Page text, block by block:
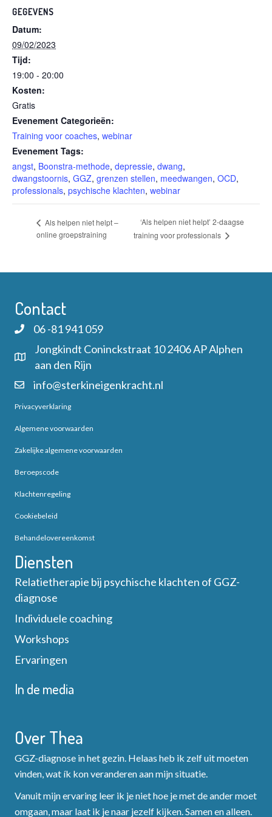
GEGEVENS
Datum:
09/02/2023
Tijd:
19:00 - 20:00
Kosten:
Gratis
Evenement Categorieën:
Training voor coaches, webinar
Evenement Tags:
angst, Boonstra-methode, depressie, dwang,
dwangstoornis, GGZ, grenzen stellen, meedwangen, OCD,
professionals, psychische klachten, webinar
Als helpen niet helpt –
online groepstraining
‘Als helpen niet helpt’ 2-daagse
training voor professionals
Contact
06 -81 941 059
Jongkindt Coninckstraat 10 2406 AP Alphen
aan den Rijn
info@sterkineigenkracht.nl
Privacyverklaring
Algemene voorwaarden
Zakelijke algemene voorwaarden
Beroepscode
Klachtenregeling
Cookiebeleid
Behandelovereenkomst
Diensten
Relatietherapie bij psychische klachten of GGZ-
diagnose
Individuele coaching
Workshops
Ervaringen
In de media
Over Thea
GGZ-diagnose in het gezin. Helaas heb ik zelf uit moeten
vinden, wat ík kon veranderen aan mijn situatie.
Vanuit mijn ervaring leer ik je niet hoe je met de ander moet
omgaan, maar laat ik je naar jezelf kijken. Samen en alleen.